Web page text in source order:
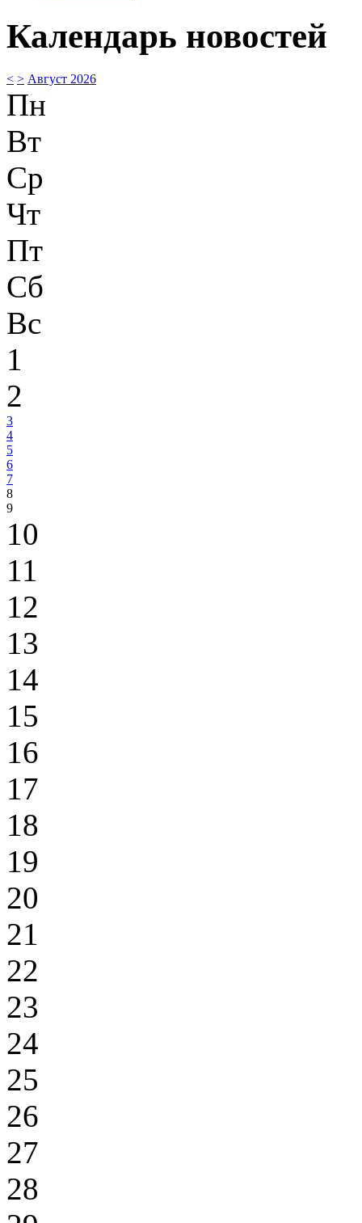
Календарь новостей
< > Август 2026
Пн
Вт
Ср
Чт
Пт
Сб
Вс
1
2
3
4
5
6
7
8
9
10
11
12
13
14
15
16
17
18
19
20
21
22
23
24
25
26
27
28